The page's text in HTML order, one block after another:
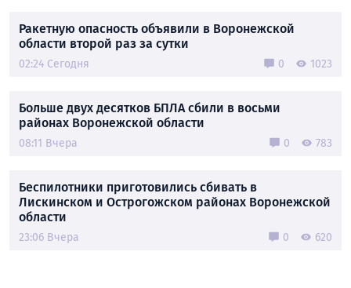
Ракетную опасность объявили в Воронежской
области второй раз за сутки
02:24 Сегодня 0 1023
Больше двух десятков БПЛА сбили в восьми
районах Воронежской области
08:11 Вчера 0 783
Беспилотники приготовились сбивать в
Лискинском и Острогожском районах Воронежской
области
23:06 Вчера 0 620